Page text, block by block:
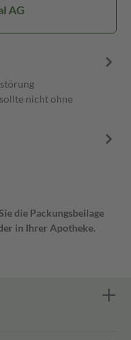
AG
nicht ohne
die Packungsbeilage
in Ihrer Apotheke.